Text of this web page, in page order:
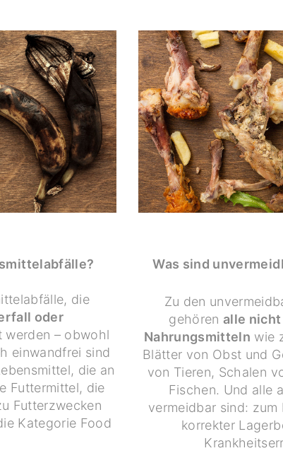
die
oder
– obwohl
einwandfrei sind
die an
Futtermittel, die
Futterzwecken
Kategorie Food
Was sind
Zu den
gehören alle
Nahrungsmitteln wie
Blätter von Obst und
von Tieren, Schalen
Fischen. Und alle
vermeidbar sind:
korrekter